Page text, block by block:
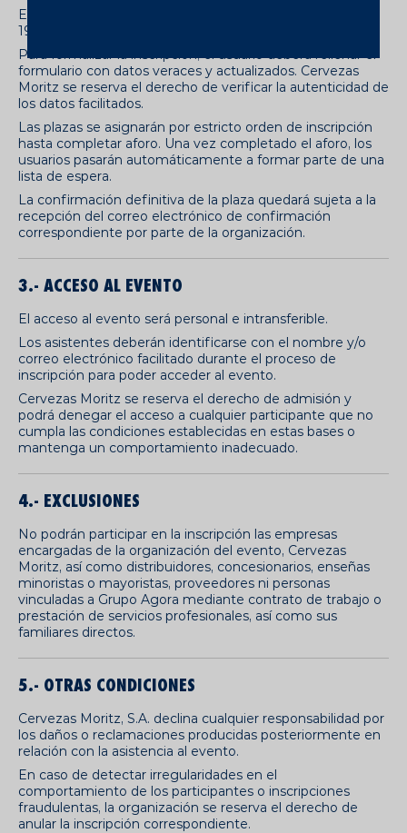
El evento tendrá lugar el día 18 de junio de 2026 a las
19:00h en
Para formalizar la inscripción, el usuario deberá rellenar el
formulario con datos veraces y actualizados. Cervezas
Moritz se reserva el derecho de verificar la autenticidad de
los datos facilitados.
Las plazas se asignarán por estricto orden de inscripción
hasta completar aforo. Una vez completado el aforo, los
usuarios pasarán automáticamente a formar parte de una
lista de espera.
La confirmación definitiva de la plaza quedará sujeta a la
recepción del correo electrónico de confirmación
correspondiente por parte de la organización.
3.- ACCESO AL EVENTO
El acceso al evento será personal e intransferible.
Los asistentes deberán identificarse con el nombre y/o
correo electrónico facilitado durante el proceso de
inscripción para poder acceder al evento.
Cervezas Moritz se reserva el derecho de admisión y
podrá denegar el acceso a cualquier participante que no
cumpla las condiciones establecidas en estas bases o
mantenga un comportamiento inadecuado.
4.- EXCLUSIONES
No podrán participar en la inscripción las empresas
encargadas de la organización del evento, Cervezas
Moritz, así como distribuidores, concesionarios, enseñas
minoristas o mayoristas, proveedores ni personas
vinculadas a Grupo Agora mediante contrato de trabajo o
prestación de servicios profesionales, así como sus
familiares directos.
5.- OTRAS CONDICIONES
Cervezas Moritz, S.A. declina cualquier responsabilidad por
los daños o reclamaciones producidas posteriormente en
relación con la asistencia al evento.
En caso de detectar irregularidades en el
comportamiento de los participantes o inscripciones
fraudulentas, la organización se reserva el derecho de
anular la inscripción correspondiente.